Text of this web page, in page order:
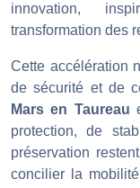
innovation,
transformation des
Cette accélération
de sécurité et de
Mars en Taureau
protection, de
préservation
concilier la